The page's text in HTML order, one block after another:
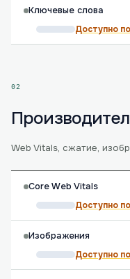
Ключевые слова
Доступно
02
Web Vitals, сжатие,
Core Web Vitals
Доступно
Изображения
Доступно